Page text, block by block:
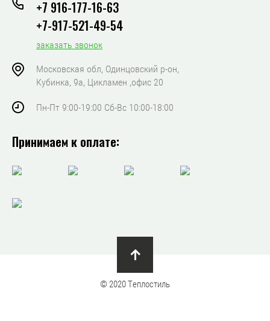
+7 916-177-16-63
+7-917-521-49-54
заказать звонок
Московская обл, Одинцовский р-он,
Кубинка, 9а, Цикламен ,офис 20
Пн-Пт 9:00-19:00 Сб-Вс 10:00-18:00
Принимаем к оплате:
© 2020 Теплостиль